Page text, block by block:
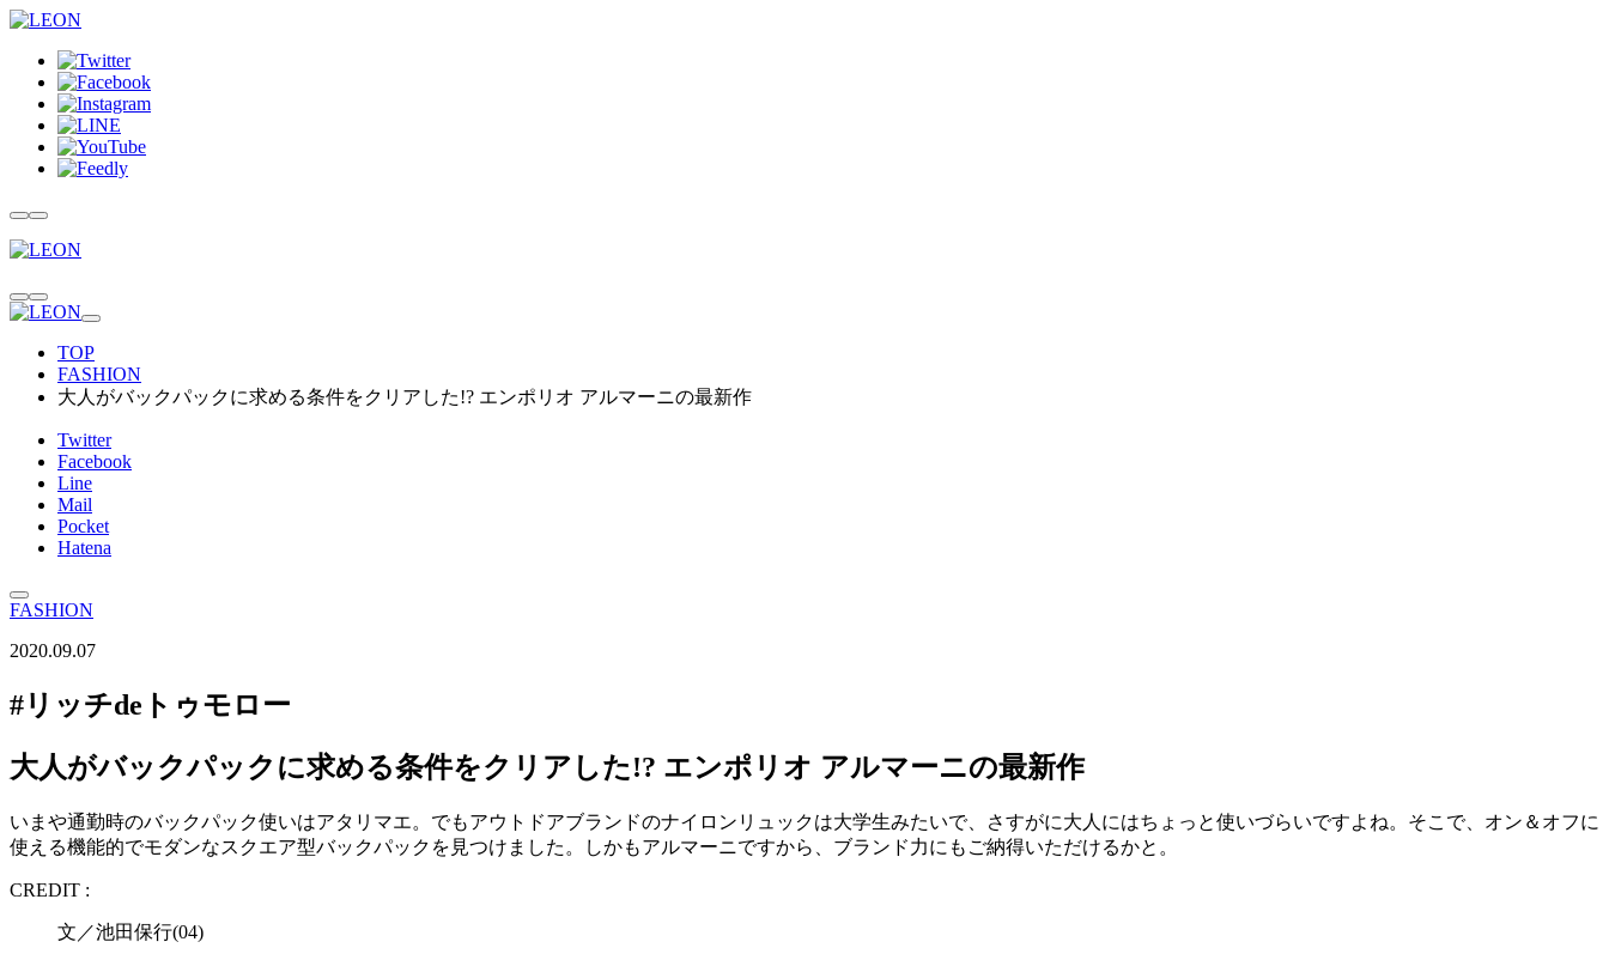
TOP
FASHION
大人がバックパックに求める条件をクリアした!? エンポリオ アルマーニの最新作
Twitter
Facebook
Line
Mail
Pocket
Hatena
FASHION
2020.09.07
#リッチdeトゥモロー
大人がバックパックに求める条件をクリアした!? エンポリオ アルマーニの最新作
いまや通勤時のバックパック使いはアタリマエ。でもアウトドアブランドのナイロンリュックは大学生みたいで、さすがに大人にはちょっと使いづらいですよね。そこで、オン＆オフに
使える機能的でモダンなスクエア型バックパックを見つけました。しかもアルマーニですから、ブランド力にもご納得いただけるかと。
CREDIT :
文／池田保行(04)